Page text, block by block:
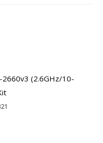
2660v3 (2.6GHz/10-